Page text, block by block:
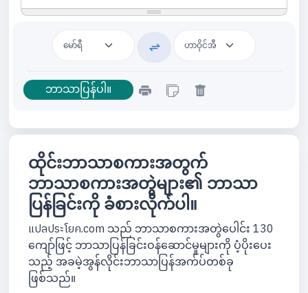
ထိုင်းဘာသာစကားအတွက်
ဘာသာစကားအတွဲများ၏ ဘာသာ
ပြန်ခြင်းကို ခံစားလိုက်ပါ။
แปลประโยค.com သည် ဘာသာစကားအတွဲပေါင်း 130
ကျော်ဖြင့် ဘာသာပြန်ခြင်းဝန်ဆောင်မှုများကို ပံ့ပိုးပေး
သည့် အခမဲ့အွန်လိုင်းဘာသာပြန်အက်ပ်တစ်ခု
ဖြစ်သည်။